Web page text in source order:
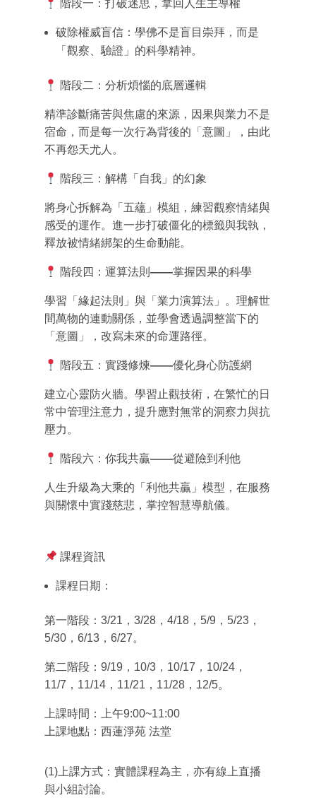
階段一：打破迷思，拿回人生主導權
破除權威盲信：學佛不是盲目崇拜，而是
「觀察、驗證」的科學精神。
階段二：分析煩惱的底層邏輯
精準診斷痛苦與焦慮的來源， 因果與業力不是
宿命，而是每一次行為背後的「意圖」，由此
不再怨天尤人。
階段三：解構「自我」的幻象
將身心拆解為「五蘊」模組，練習觀察情緒與
感受的運作。進一步打破僵化的標籤與我執，
釋放被情緒綁架的生命動能。
階段四：運算法則 ——掌握因果的科學
學習「緣起法則」與「業力演算法」。理解世
間萬物的連動關係，並學會透過調整當下的
「意圖」，改寫未來的命運路徑。
階段五：實踐修煉——優化身心防護網
建立心靈防火牆。學習止觀技術，在繁忙的日
常中管理注意力，提升應對無常的洞察力與抗
壓力。
階段六：你我共贏——從避險到利他
人生升級為大乘的「利他共贏」模型，在服務
與關懷中實踐慈悲，掌控智慧導航儀。
課程資訊
課程日期 ：
第一階段： 3/21 ， 3/28， 4/18， 5/9 ， 5/23，
5/30， 6/13， 6/27。
第二階段： 9/19 ， 10/3， 10/17 ， 10/24，
11/7 ， 11/14， 11/21 ， 11/28， 12/5。
上課時間：上午9:00~11:00
上課地點： 西蓮淨苑 法堂
(1)上課方式：實體課程為主，亦有線上直播
與小組討論。